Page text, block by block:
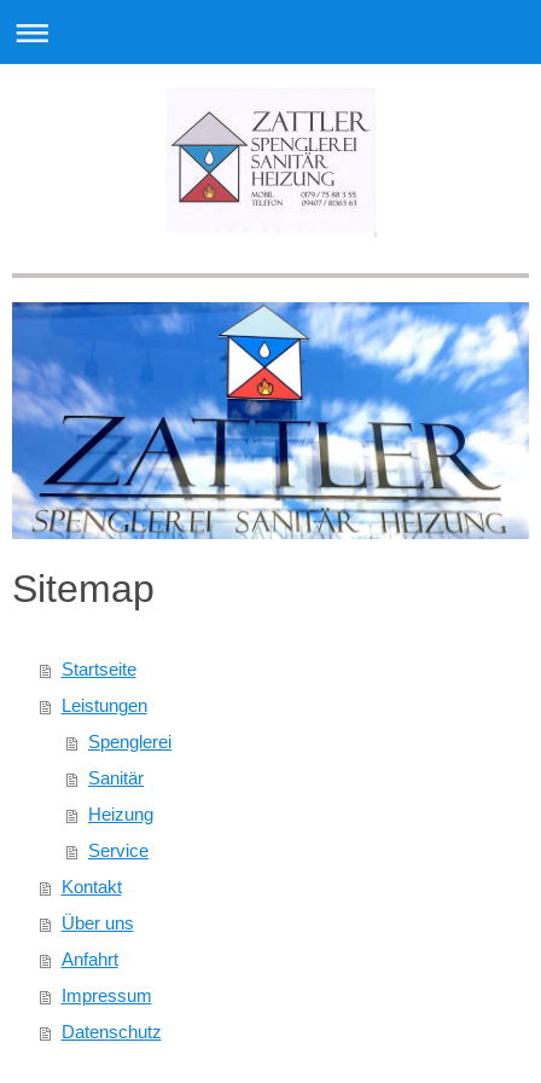
Sitemap
Startseite
Leistungen
Spenglerei
Sanitär
Heizung
Service
Kontakt
Über uns
Anfahrt
Impressum
Datenschutz